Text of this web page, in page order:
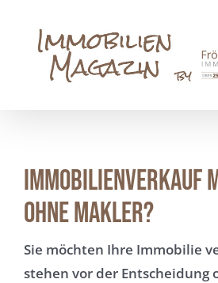
springen
Immobilienverkauf
ohne Makler?
Sie möchten Ihre Immobilie
stehen vor der Entscheidung